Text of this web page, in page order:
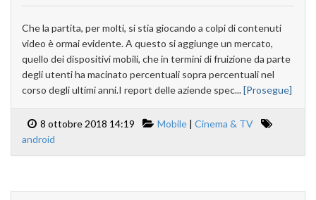
Che la partita, per molti, si stia giocando a colpi di contenuti
video è ormai evidente. A questo si aggiunge un mercato,
quello dei dispositivi mobili, che in termini di fruizione da parte
degli utenti ha macinato percentuali sopra percentuali nel
corso degli ultimi anni.I report delle aziende spec...[Prosegue]
8 ottobre 2018 14:19 Mobile | Cinema & TV
android